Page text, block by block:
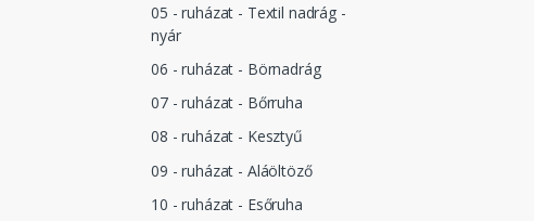
05 - ruházat - Textil nadrág -
nyár
06 - ruházat - Börnadrág
07 - ruházat - Bőrruha
08 - ruházat - Kesztyű
09 - ruházat - Aláöltöző
10 - ruházat - Esőruha